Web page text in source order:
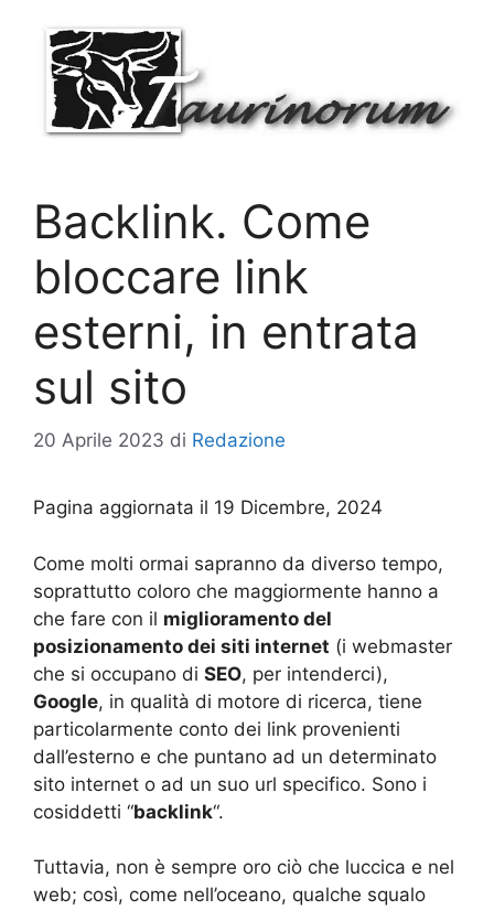
contenuto
Backlink. Come
bloccare link
esterni, in entrata
sul sito
20 Aprile 2023 di Redazione
Pagina aggiornata il 19 Dicembre, 2024
Come molti ormai sapranno da diverso tempo,
soprattutto coloro che maggiormente hanno a
che fare con il miglioramento del
posizionamento dei siti internet (i webmaster
che si occupano di SEO, per intenderci),
Google, in qualità di motore di ricerca, tiene
particolarmente conto dei link provenienti
dall’esterno e che puntano ad un determinato
sito internet o ad un suo url specifico. Sono i
cosiddetti “backlink“.
Tuttavia, non è sempre oro ciò che luccica e nel
web; così, come nell’oceano, qualche squalo